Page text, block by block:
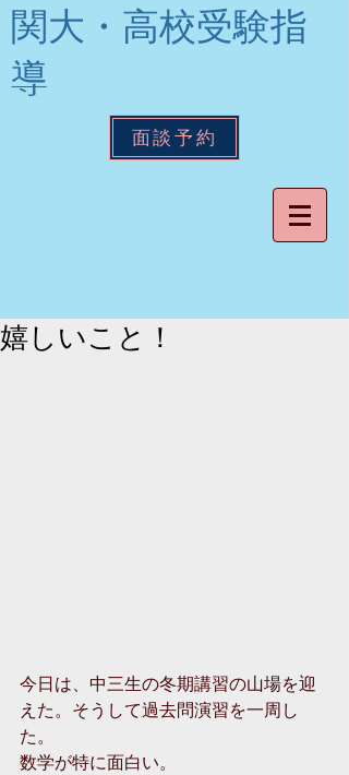
関大・高校受験指
導
面談予約
嬉しいこと！
今日は、中三生の冬期講習の山場を迎
えた。そうして過去問演習を一周し
た。
数学が特に面白い。